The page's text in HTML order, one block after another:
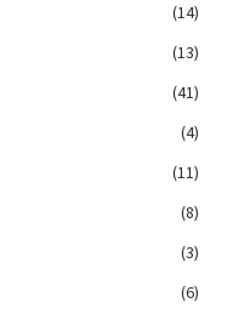
(14)
(13)
(41)
(4)
(11)
(8)
(3)
(6)